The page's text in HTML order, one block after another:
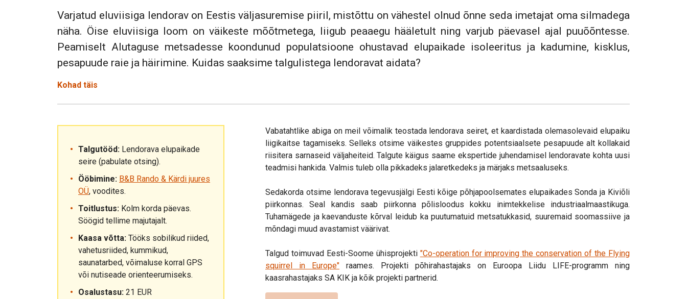
Varjatud eluviisiga lendorav on Eestis väljasuremise piiril, mistõttu on vähestel olnud õnne seda imetajat oma silmadega
näha. Öise eluviisiga loom on väikeste mõõtmetega, liigub peaaegu hääletult ning varjub päevasel ajal puuõõntesse.
Peamiselt Alutaguse metsadesse koondunud populatsioone ohustavad elupaikade isoleeritus ja kadumine, kisklus,
pesapuude raie ja häirimine. Kuidas saaksime talgulistega lendoravat aidata?
Kohad täis
Talgutööd: Lendorava elupaikade
seire (pabulate otsing).
Ööbimine: B&B Rando & Kärdi juures
OÜ, voodites.
Toitlustus: Kolm korda päevas.
Söögid tellime majutajalt.
Kaasa võtta: Tööks sobilikud riided,
vahetusriided, kummikud,
saunatarbed, võimaluse korral GPS
või nutiseade orienteerumiseks.
Osalustasu: 21 EUR
Vabatahtlike abiga on meil võimalik teostada lendorava seiret, et kaardistada olemasolevaid elupaiku
liigikaitse tagamiseks. Selleks otsime väikestes gruppides potentsiaalsete pesapuude alt kollakaid
riisitera sarnaseid väljaheiteid. Talgute käigus saame ekspertide juhendamisel lendoravate kohta uusi
teadmisi hankida. Valmis tuleb olla pikkadeks jalaretkedeks ja märjaks metsaaluseks.
Sedakorda otsime lendorava tegevusjälgi Eesti kõige põhjapoolsemates elupaikades Sonda ja Kiviõli
piirkonnas. Seal kandis saab piirkonna põlisloodus kokku inimtekkelise industriaalmaastikuga.
Tuhamägede ja kaevanduste kõrval leidub ka puutumatuid metsatukkasid, suuremaid soomassiive ja
mõndagi muud avastamist väärivat.
Talgud toimuvad Eesti-Soome ühisprojekti "Co-operation for improving the conservation of the Flying
squirrel in Europe" raames. Projekti põhirahastajaks on Euroopa Liidu LIFE-programm ning
kaasrahastajaks SA KIK ja kõik projekti partnerid.